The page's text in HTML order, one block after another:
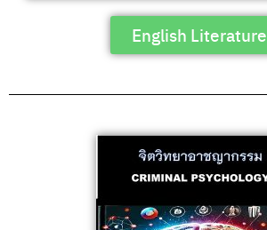
English Literature